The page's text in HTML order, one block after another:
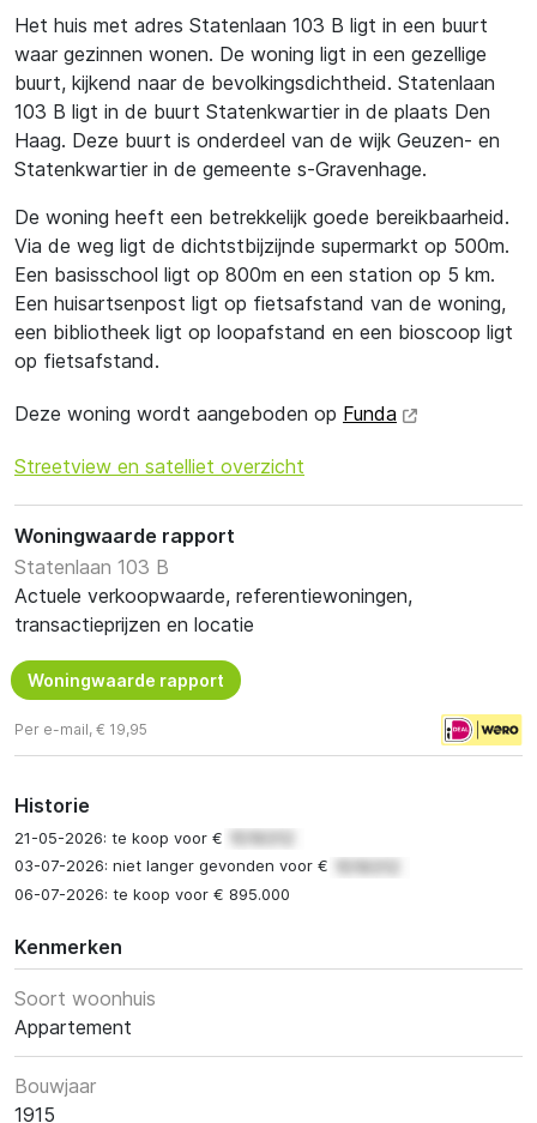
Het huis met adres Statenlaan 103 B ligt in een buurt
waar gezinnen wonen. De woning ligt in een gezellige
buurt, kijkend naar de bevolkingsdichtheid. Statenlaan
103 B ligt in de buurt Statenkwartier in de plaats Den
Haag. Deze buurt is onderdeel van de wijk Geuzen- en
Statenkwartier in de gemeente s-Gravenhage.
De woning heeft een betrekkelijk goede bereikbaarheid.
Via de weg ligt de dichtstbijzijnde supermarkt op 500m.
Een basisschool ligt op 800m en een station op 5 km.
Een huisartsenpost ligt op fietsafstand van de woning,
een bibliotheek ligt op loopafstand en een bioscoop ligt
op fietsafstand.
Deze woning wordt aangeboden op Funda
Streetview en satelliet overzicht
Woningwaarde rapport
Statenlaan 103 B
Actuele verkoopwaarde, referentiewoningen,
transactieprijzen en locatie
Woningwaarde rapport
Per e-mail, € 19,95
Historie
21-05-2026: te koop voor €
03-07-2026: niet langer gevonden voor €
06-07-2026: te koop voor € 895.000
Kenmerken
Soort woonhuis
Appartement
Bouwjaar
1915